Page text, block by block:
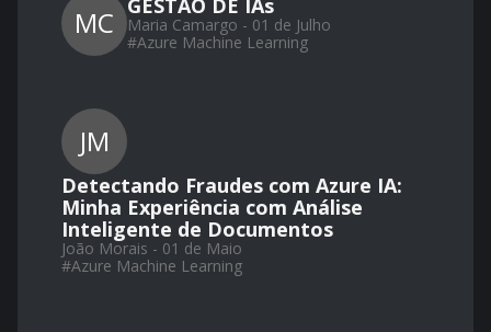
MC GESTÃO DE IAs
Maria Camargo - 01 de Julho
#Azure Machine Learning
JM
Detectando Fraudes com Azure IA:
Minha Experiência com Análise
Inteligente de Documentos
João Morais - 01 de Maio
#Azure Machine Learning